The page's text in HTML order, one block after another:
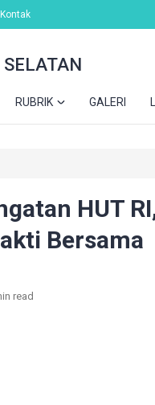
Kontak
SELATAN
RUBRIK GALERI
HUT
Bersama
read